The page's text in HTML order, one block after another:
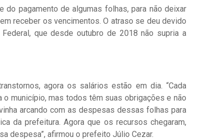
pagamento de algumas folhas, para não deixar
receber os vencimentos. O atraso se deu devido
que desde outubro de 2018 não supria a
agora os salários estão em dia. “Cada
município, mas todos têm suas obrigações e não
arcando com as despesas dessas folhas para
da prefeitura. Agora que os recursos chegaram,
despesa”, afirmou o prefeito Júlio Cezar.